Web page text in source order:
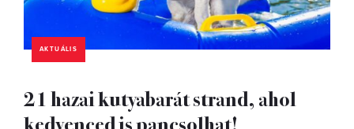
AKTUÁLIS
21 hazai kutyabarát strand, ahol
kedvenced is pancsolhat!